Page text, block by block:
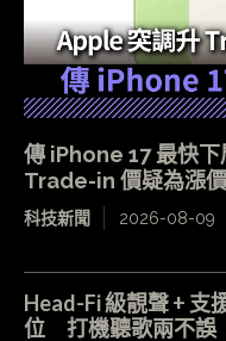
傳 iPhone 17 最快
Trade-in 價疑為漲
科技新聞 2026-08-09
Head-Fi 級靚聲 + 支
位 打機聽歌兩不誤